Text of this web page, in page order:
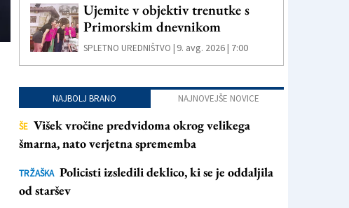
Ujemite v objektiv trenutke s
Primorskim dnevnikom
SPLETNO UREDNIŠTVO | 9. avg. 2026 | 7:00
NAJBOLJ BRANO NAJNOVEJŠE NOVICE
ŠE Višek vročine predvidoma okrog velikega
šmarna, nato verjetna sprememba
TRŽAŠKA Policisti izsledili deklico, ki se je oddaljila
od staršev